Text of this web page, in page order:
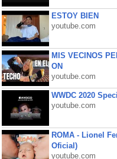
ESTOY BIEN
youtube.com
MIS VECINOS
ON
youtube.com
WWDC 2020
youtube.com
ROMA - Lionel
Oficial)
youtube.com